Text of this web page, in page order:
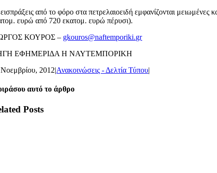
από το φόρο στα πετρελαιοειδή εμφανίζονται
ευρώ από 720 εκατομ. ευρώ πέρυσι).
ΚΟΥΡΟΣ – gkouros@naftemporiki.gr
ΕΦΗΜΕΡΙΔΑ Η ΝΑΥΤΕΜΠΟΡΙΚΗ
2012|Ανακοινώσεις - Δελτία Τύπου|
αυτό το άρθρο
Posts